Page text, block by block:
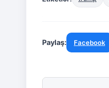
Paylaş: Facebook